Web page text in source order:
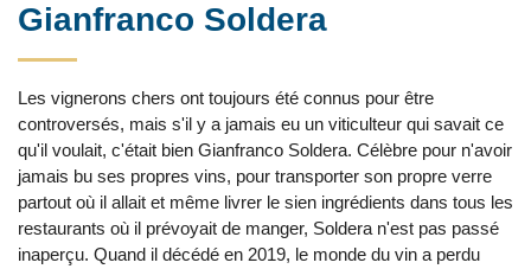
Gianfranco Soldera
Les vignerons chers ont toujours été connus pour être
controversés, mais s'il y a jamais eu un viticulteur qui savait ce
qu'il voulait, c'était bien Gianfranco Soldera. Célèbre pour n'avoir
jamais bu ses propres vins, pour transporter son propre verre
partout où il allait et même livrer le sien ingrédients dans tous les
restaurants où il prévoyait de manger, Soldera n'est pas passé
inaperçu. Quand il décédé en 2019, le monde du vin a perdu